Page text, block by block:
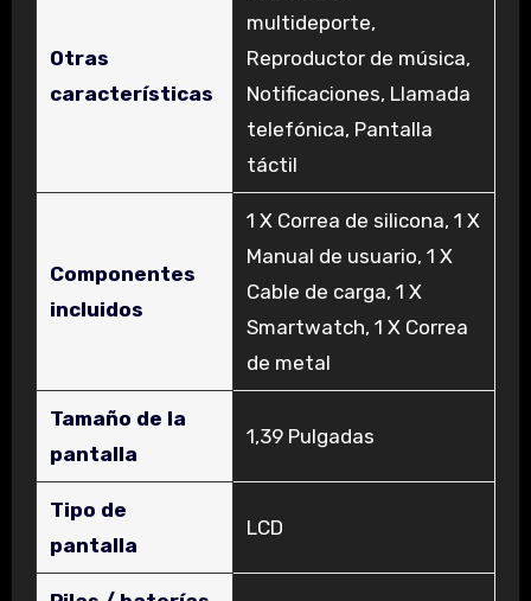
Otras
características
multideporte,
Reproductor de música,
Notificaciones, Llamada
telefónica, Pantalla
táctil
Componentes
incluidos
‎1 X Correa de silicona, 1 X
Manual de usuario, 1 X
Cable de carga, 1 X
Smartwatch, 1 X Correa
de metal
Tamaño de la
pantalla
‎1,39 Pulgadas
Tipo de
pantalla
‎LCD